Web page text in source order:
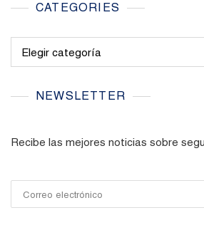
CATEGORIES
NEWSLETTER
Recibe las mejores noticias sobre